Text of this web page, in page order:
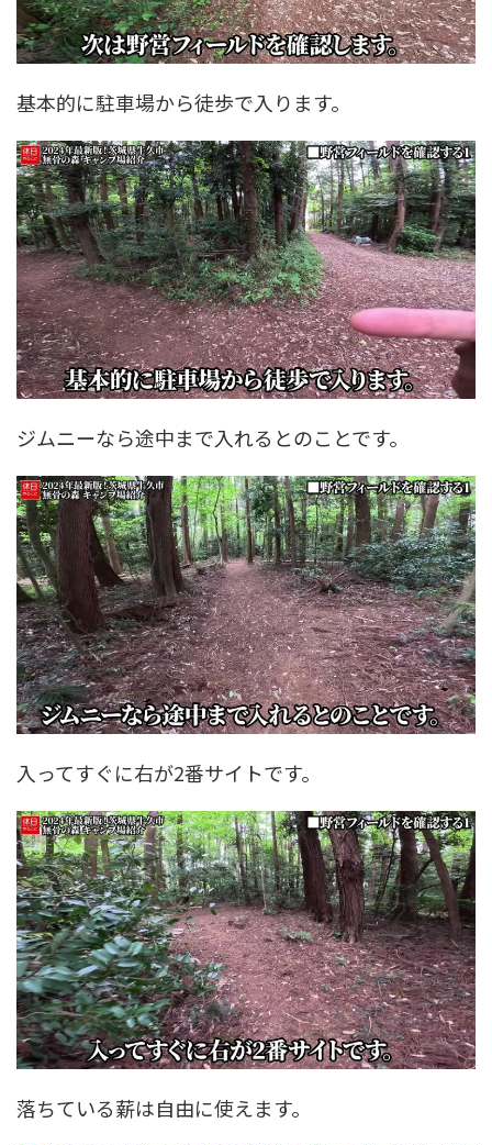
基本的に駐車場から徒歩で入ります。
ジムニーなら途中まで入れるとのことです。
入ってすぐに右が2番サイトです。
落ちている薪は自由に使えます。